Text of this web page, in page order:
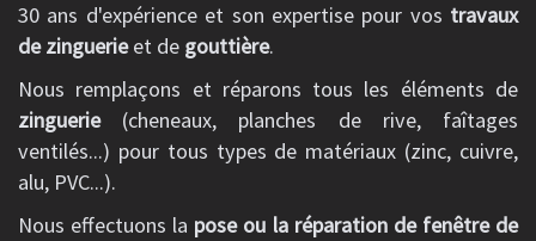
30 ans d'expérience et son expertise pour vos travaux
de zinguerieet de gouttière.
Nous remplaçons et réparons tous les éléments de
zinguerie(cheneaux, planches de rive, faîtages
ventilés...) pour tous types de matériaux (zinc, cuivre,
alu, PVC...).
Nous effectuons la pose ou la réparation de fenêtre de